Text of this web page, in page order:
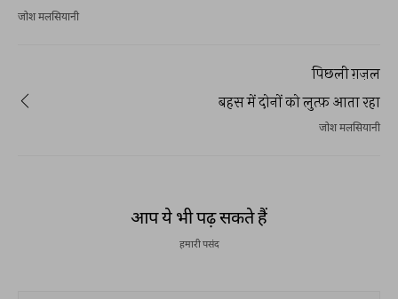
जोश मलसियानी
पिछली ग़ज़ल
बहस में दोनों को लुत्फ़ आता रहा
जोश मलसियानी
आप ये भी पढ़ सकते हैं
हमारी पसंद